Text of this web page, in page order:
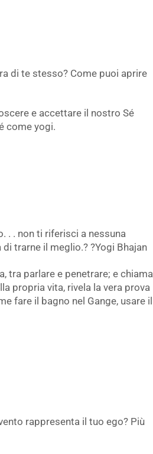
di te stesso? Come puoi aprire
e accettare il nostro Sé
come yogi.
. . non ti riferisci a nessuna
trarne il meglio.? ?Yogi Bhajan
tra parlare e penetrare; e chiama
propria vita, rivela la vera prova
fare il bagno nel Gange, usare il
rappresenta il tuo ego? Più